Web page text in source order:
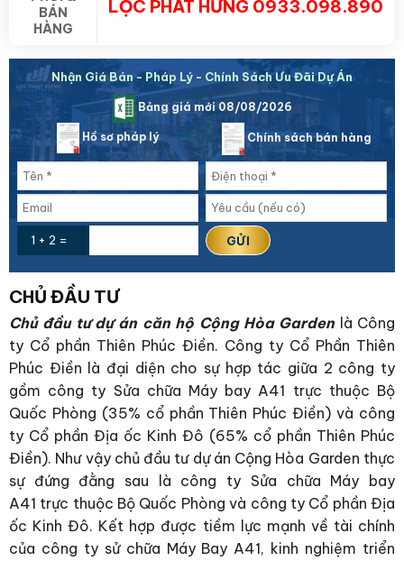
BÁN
HÀNG
LỘC PHÁT HƯNG 0933.098.890
Nhận Giá Bán - Pháp Lý - Chính Sách Ưu Đãi Dự Án
Bảng giá mới 08/08/2026
Hồ sơ pháp lý Chính sách bán hàng
1 + 2 =
CHỦ ĐẦU TƯ
Chủ đầu tư dự án căn hộ Cộng Hòa Gardenlà Công
ty Cổ phần Thiên Phúc Điền. Công ty Cổ Phần Thiên
Phúc Điền là đại diện cho sự hợp tác giữa 2 công ty
gồm công ty Sửa chữa Máy bay A41 trực thuộc Bộ
Quốc Phòng (35% cổ phần Thiên Phúc Điền) và công
ty Cổ phần Địa ốc Kinh Đô (65% cổ phần Thiên Phúc
Điền). Như vậy chủ đầu tư dự án Cộng Hòa Garden thực
sự đứng đằng sau là công ty Sửa chữa Máy bay
A41 trực thuộc Bộ Quốc Phòng và công ty Cổ phần Địa
ốc Kinh Đô. Kết hợp được tiềm lực mạnh về tài chính
của công ty sử chữa Máy Bay A41, kinh nghiệm triển